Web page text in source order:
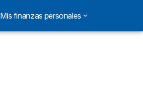
Mis finanzas personales